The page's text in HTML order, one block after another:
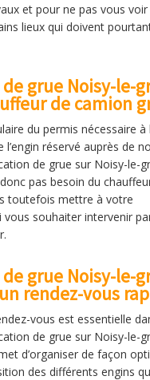
et pour ne pas vous
lieux qui doivent
grue Noisy-le-
de camion
du permis nécessaire à
réservé auprès de
de grue sur Noisy-le-
donc pas besoin du
toutefois mettre à votre
vous souhaiter intervenir
grue Noisy-le-
rendez-vous
vous est essentielle
de grue sur Noisy-le-
d’organiser de façon
des différents engins